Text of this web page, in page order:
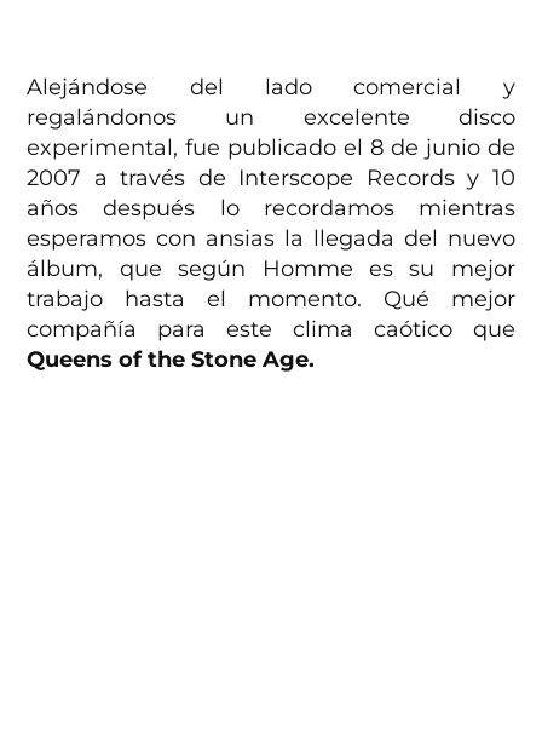
Alejándose del lado comercial y
regalándonos un excelente disco
experimental, fue publicado el 8 de junio de
2007 a través de Interscope Records y 10
años después lo recordamos mientras
esperamos con ansias la llegada del nuevo
álbum, que según Homme es su mejor
trabajo hasta el momento. Qué mejor
compañía para este clima caótico que
Queens of the Stone Age.